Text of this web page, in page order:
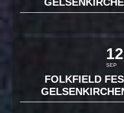
12
SEP
FOLKFIELD